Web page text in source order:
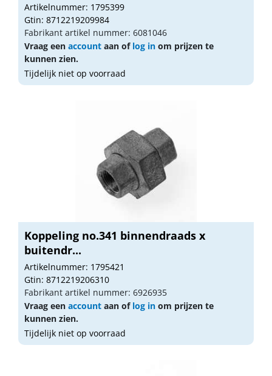
Artikelnummer: 1795399
Gtin: 8712219209984
Fabrikant artikel nummer: 6081046
Vraag een account aan of log in om prijzen te
kunnen zien.
Tijdelijk niet op voorraad
Koppeling no.341 binnendraads x
buitendr...
Artikelnummer: 1795421
Gtin: 8712219206310
Fabrikant artikel nummer: 6926935
Vraag een account aan of log in om prijzen te
kunnen zien.
Tijdelijk niet op voorraad